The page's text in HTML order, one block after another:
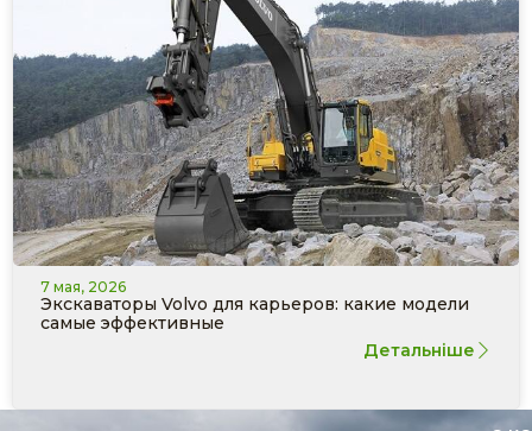
7 мая, 2026
Экскаваторы Volvo для карьеров: какие модели
самые эффективные
Детальніше